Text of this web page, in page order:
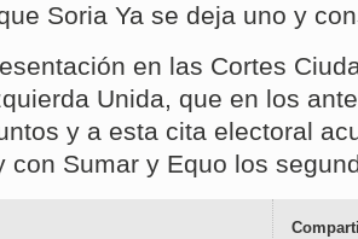
Soria Ya se deja uno y
en las Cortes
Unida, que en los
y a esta cita electoral
con Sumar y Equo los